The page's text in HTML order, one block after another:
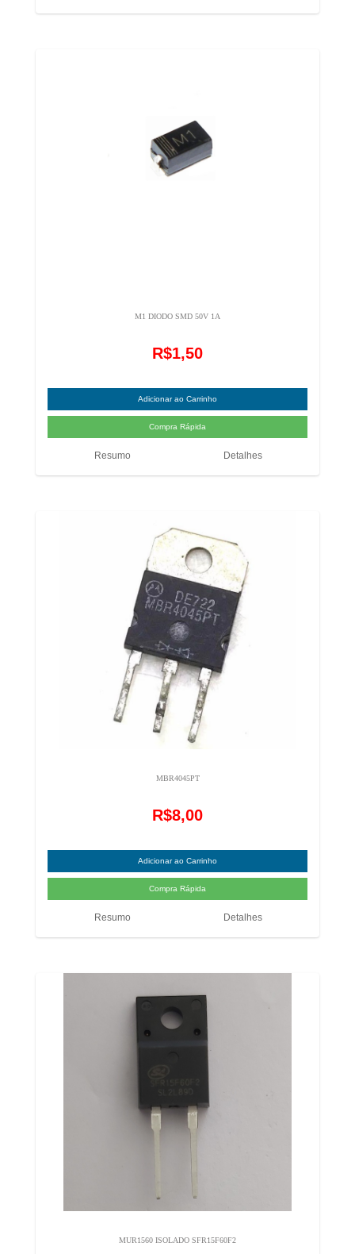
M1 DIODO SMD 50V 1A
R$1,50
Resumo Detalhes
MBR4045PT
R$8,00
Resumo Detalhes
MUR1560 ISOLADO SFR15F60F2